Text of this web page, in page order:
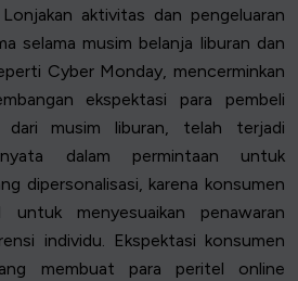
aktivitas dan pengeluaran
selama musim belanja liburan dan
Cyber Monday, mencerminkan
ekspektasi para pembeli
dari musim liburan, telah terjadi
dalam permintaan untuk
dipersonalisasi, karena konsumen
untuk menyesuaikan penawaran
individu. Ekspektasi konsumen
membuat para peritel online